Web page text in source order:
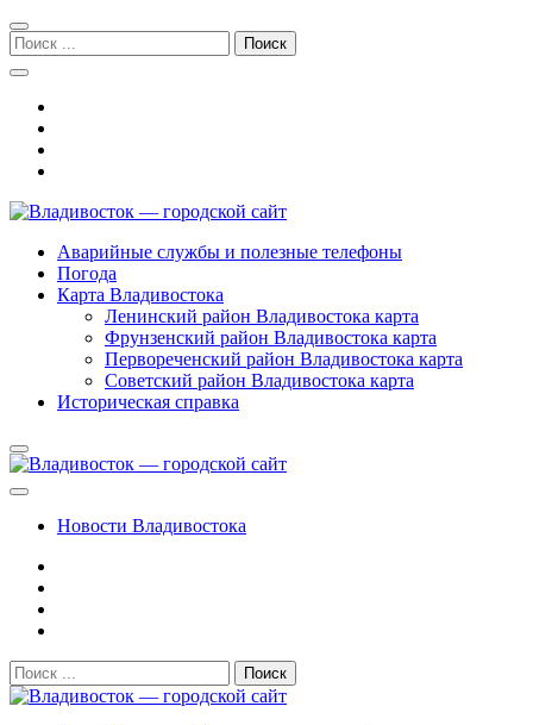
Перейти
к
навигации
Перейти
к
содержимому
Поиск:
Владивосток — городской сайт
Аварийные службы и полезные телефоны
Погода
Карта Владивостока
Ленинский район Владивостока карта
Фрунзенский район Владивостока карта
Первореченский район Владивостока карта
Советский район Владивостока карта
Историческая справка
Новости Владивостока
Поиск: